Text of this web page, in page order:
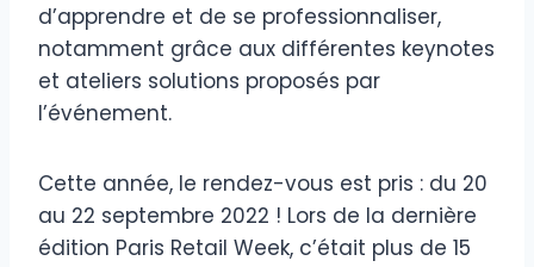
d’apprendre et de se professionnaliser,
notamment grâce aux différentes keynotes
et ateliers solutions proposés par
l’événement.
Cette année, le rendez-vous est pris : du 20
au 22 septembre 2022 ! Lors de la dernière
édition Paris Retail Week, c’était plus de 15